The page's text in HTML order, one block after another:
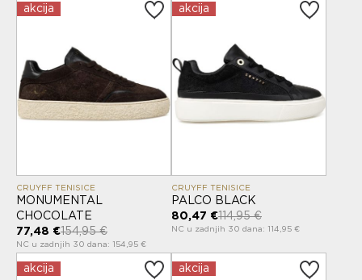
akcija
CRUYFF TENISICE
MONUMENTAL
CHOCOLATE
77,48 €154,95 €
NC u zadnjih 30 dana: 154,95 €
akcija
CRUYFF TENISICE
PALCO BLACK
80,47 €114,95 €
NC u zadnjih 30 dana: 114,95 €
akcija akcija